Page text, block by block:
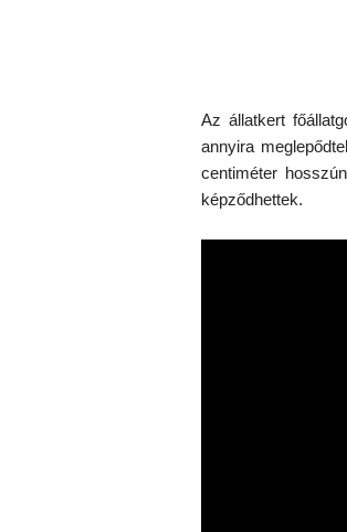
Az állatkert
annyira
centiméter
képződhettek.